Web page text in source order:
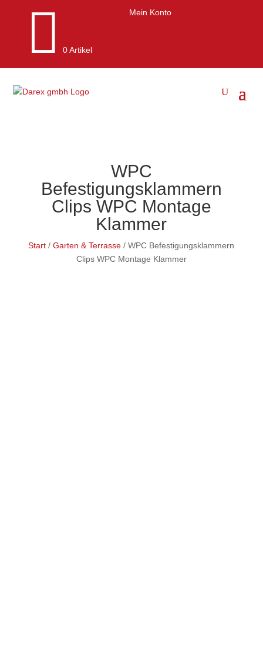
 0 Artikel
Mein Konto
WPC
Befestigungsklammern
Clips WPC Montage
Klammer
Start /Garten & Terrasse / WPC Befestigungsklammern
Clips WPC Montage Klammer